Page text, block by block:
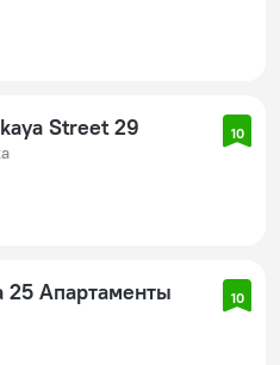
Street 29 10
25 Апартаменты 10